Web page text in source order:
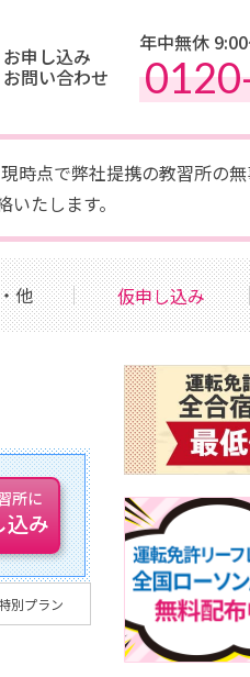
お申し込み
お問い合わせ
年中無休
時点で弊社提携の教習所の
たします。
他 仮申し込み
所に
込み
別プラン